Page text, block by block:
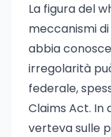
La figura del
meccanismi
abbia
irregolarità
federale,
Claims Act. In
verteva sulle